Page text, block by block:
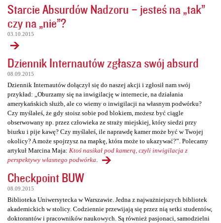
Starcie Absurdów Nadzoru – jesteś na „tak”
czy na „nie”?
03.10.2015
Dziennik Internautów zgłasza swój absurd
08.09.2015
Dziennik Internautów dołączył się do naszej akcji i zgłosił nam swój
przykład: „Oburzamy się na inwigilację w internecie, na działania
amerykańskich służb, ale co wiemy o inwigilacji na własnym podwórku?
Czy myślałeś, że gdy stoisz sobie pod blokiem, możesz być ciągle
obserwowany np. przez człowieka ze straży miejskiej, który siedzi przy
biurku i pije kawę? Czy myślałeś, ile naprawdę kamer może być w Twojej
okolicy? A może spojrzysz na mapkę, która może to ukazywać?”. Polecamy
artykuł Marcina Maja: Ktoś nasikał pod kamerą, czyli inwigilacja z
perspektywy własnego podwórka
Checkpoint BUW
08.09.2015
Biblioteka Uniwersytecka w Warszawie. Jedna z najważniejszych bibliotek
akademickich w stolicy. Codziennie przewijają się przez nią setki studentów,
doktorantów i pracowników naukowych. Są również pasjonaci, samodzielni